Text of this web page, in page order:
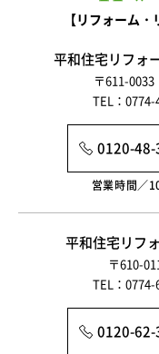
【リフォーム
平和住宅リフォ
〒611-
TEL：
0120-48-
営業時間／
平和住宅リフ
〒610-
TEL：
0120-62-